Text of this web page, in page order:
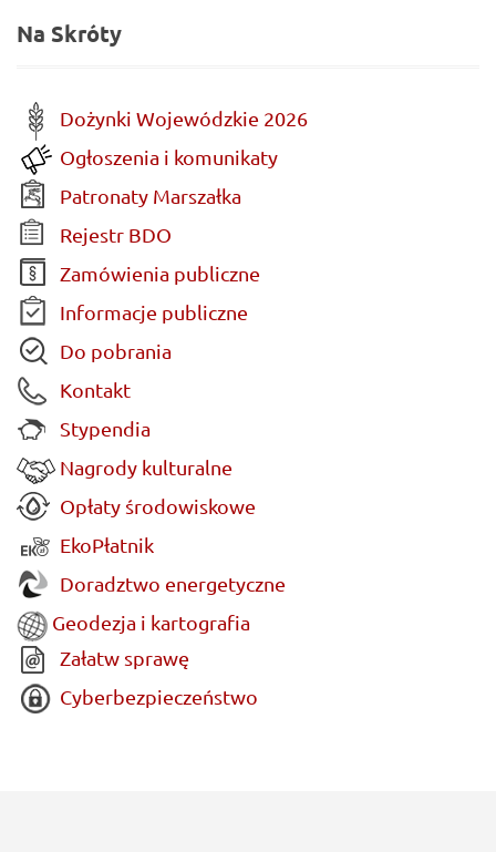
Na Skróty
Dożynki Wojewódzkie 2026
Ogłoszenia i komunikaty
Patronaty Marszałka
Rejestr BDO
Zamówienia publiczne
Informacje publiczne
Do pobrania
Kontakt
Stypendia
Nagrody kulturalne
Opłaty środowiskowe
EkoPłatnik
Doradztwo energetyczne
Geodezja i kartografia
Załatw sprawę
Cyberbezpieczeństwo